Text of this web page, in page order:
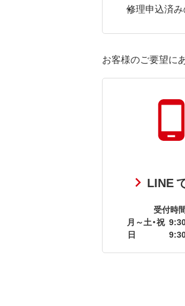
修理申込済み
お客様のご要望に
LINE
受付時
月～土・祝
日